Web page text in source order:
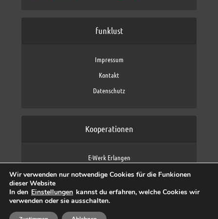
funklust
Impressum
Kontakt
Datenschutz
Kooperationen
E-Werk Erlangen
Fraunhofer IIS
max neo (AFK max)
Wir verwenden nur notwendige Cookies für die Funkionen
dieser Website
In den Einstellungen kannst du erfahren, welche Cookies wir
verwenden oder sie ausschalten.